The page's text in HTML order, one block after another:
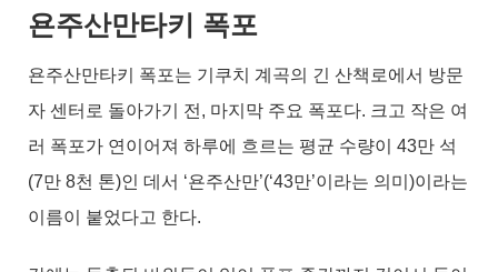
욘주산만타키 폭포
욘주산만타키 폭포는 기쿠치 계곡의 긴 산책로에서 방문
자 센터로 돌아가기 전, 마지막 주요 폭포다. 크고 작은 여
러 폭포가 연이어져 하루에 흐르는 평균 수량이 43만 석
(7만 8천 톤)인 데서 ‘욘주산만’(‘43만’이라는 의미)이라는
이름이 붙었다고 한다.